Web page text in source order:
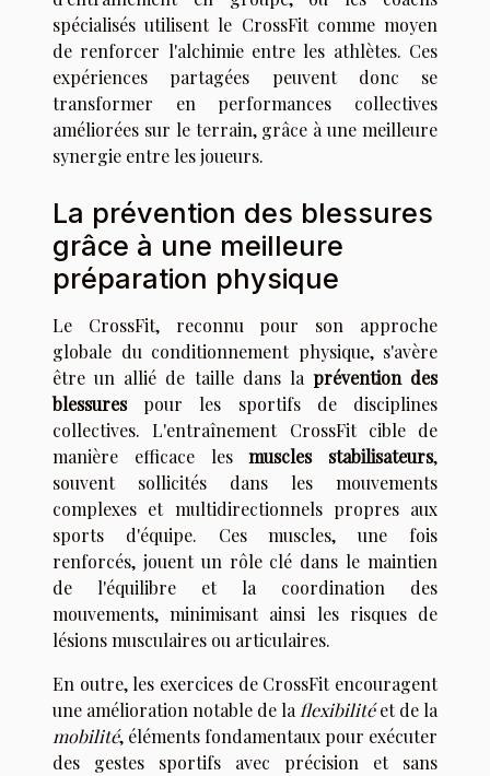
spécialisés utilisent le CrossFit comme moyen
de renforcer l'alchimie entre les athlètes. Ces
expériences partagées peuvent donc se
transformer en performances collectives
améliorées sur le terrain, grâce à une meilleure
synergie entre les joueurs.
La prévention des blessures
grâce à une meilleure
préparation physique
Le CrossFit, reconnu pour son approche
globale du conditionnement physique, s'avère
être un allié de taille dans la prévention des
blessurespour les sportifs de disciplines
collectives. L'entraînement CrossFit cible de
manière efficace lesmuscles stabilisateurs,
souvent sollicités dans les mouvements
complexes et multidirectionnels propres aux
sports d'équipe. Ces muscles, une fois
renforcés, jouent un rôle clé dans le maintien
de l'équilibre et la coordination des
mouvements, minimisant ainsi les risques de
lésions musculaires ou articulaires.
En outre, les exercices de CrossFit encouragent
une amélioration notable de la flexibilitéet de la
mobilité, éléments fondamentaux pour exécuter
des gestes sportifs avec précision et sans